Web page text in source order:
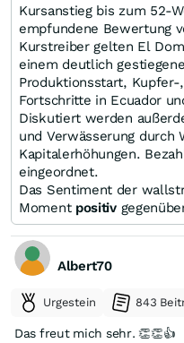
Kursanstieg bis zum
empfundene Bewertung
Kurstreiber gelten El
einem deutlich
Produktionsstart,
Fortschritte in Ecuador
Diskutiert werden
und Verwässerung durch
Kapitalerhöhungen.
eingeordnet.
Das Sentiment der
Moment positiv
Albert70
Urgestein 843
Das freut mich sehr. 👏👏👍